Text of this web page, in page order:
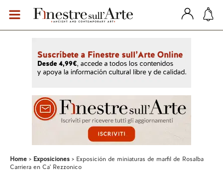
Home Exposiciones
Exposición de miniaturas de marfil de Rosalba
Carriera en Ca' Rezzonico